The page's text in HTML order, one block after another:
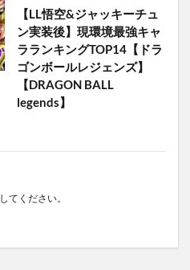
【LL悟空&ジャッキーチュ
ン実装後】現環境最強キャ
ラランキングTOP14【ドラ
ゴンボールレジェンズ】
【DRAGON BALL
legends】
してください。